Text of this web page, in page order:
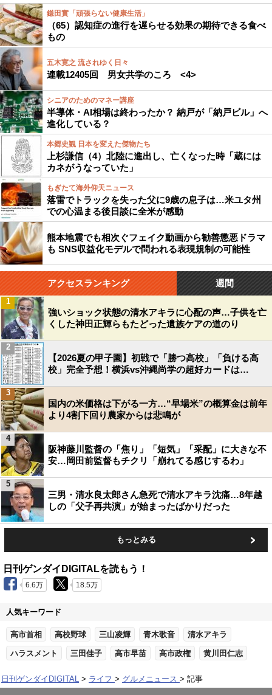
鎌田實「頑張らない健康生活」
（65）認知症の進行を遅らせる効果の期待できる食べ
もの
五木寛之 流されゆく日々
連載12405回 男女共学のころ <4>
シニアのためのマネー講座
半導体・AI相場は終わったか？ 納戸が「納戸ビル」へ
進化している？
本郷史観 日本を変えた傑物たち
上杉謙信（4）北陸に進出し、亡くなった時「蔵には
カネがうなっていた」
もぎたて海外仰天ニュース
落雷でトラックを失った父に9歳の息子は…米ユタ州
での心温まる後日談に全米が感動
熊本地震でも相次ぐフェイク動画から勧善懲悪ドラマ
も SNS収益化モデルで問われる表現規制の可能性
アクセスランキング 週間
強いショック状態の清水アキラに心配の声…子供を亡
くした神田正輝らもたどった遺族ケアの道のり
1
【2026夏の甲子園】初戦で「勝つ高校」「負ける高
校」完全予想！横浜vs沖縄尚学の超好カードは…
2
国内の米価格は下がる一方…“早場米”の概算金は前年
より4割下回り農家からは悲鳴が
3
阪神藤川監督の「焦り」「短気」「采配」に大きな不
安…岡田前監督もチクリ「崩れてる感じするわ」
4
三男・清水良太郎さん急死で清水アキラ沈痛…8年越
しの「父子再共演」が始まったばかりだった
5
もっとみる
日刊ゲンダイDIGITALを読もう！
6.6万 18.5万
人気キーワード
高市首相 高校野球 三山凌輝 青木歌音 清水アキラ
ハラスメント 三田佳子 高市早苗 高市政権 黄川田仁志
日刊ゲンダイDIGITAL ライフ グルメニュース 記事